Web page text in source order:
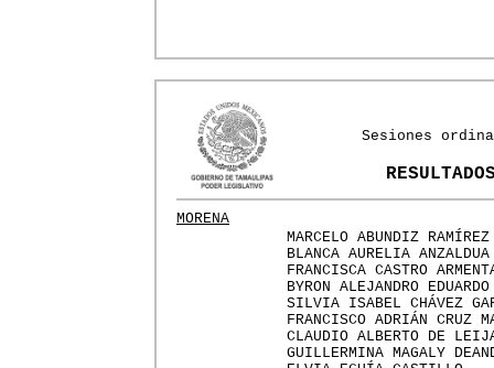
Sesiones
MORENA
MARCELO ABUNDIZ RAMÍREZ
BLANCA AURELIA
FRANCISCA CASTRO
BYRON ALEJANDRO
SILVIA ISABEL CHÁVEZ
FRANCISCO ADRIÁN CRUZ
CLAUDIO ALBERTO DE
GUILLERMINA MAGALY